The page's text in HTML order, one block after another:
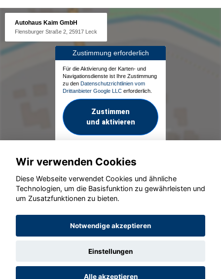
Autohaus Kaim GmbH
Flensburger Straße 2, 25917 Leck
Zustimmung erforderlich
Für die Aktivierung der Karten- und
Navigationsdienste ist Ihre Zustimmung
zu den Datenschutzrichtlinien vom
Drittanbieter Google LLC erforderlich.
Zustimmen
und aktivieren
© konjunkturmotor.de GmbH 2020 - 2026
Wir verwenden Cookies
Diese Webseite verwendet Cookies und ähnliche
Technologien, um die Basisfunktion zu gewährleisten und
um Zusatzfunktionen zu bieten.
Notwendige akzeptieren
Einstellungen
Alle akzeptieren